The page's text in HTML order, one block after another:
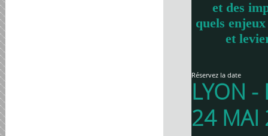
et des
quels
et
Réservez la date
LYON
24 MAI